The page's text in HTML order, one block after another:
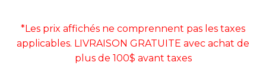
*Les prix affichés ne comprennent pas les taxes
applicables. LIVRAISON GRATUITE avec achat de
plus de 100$ avant taxes